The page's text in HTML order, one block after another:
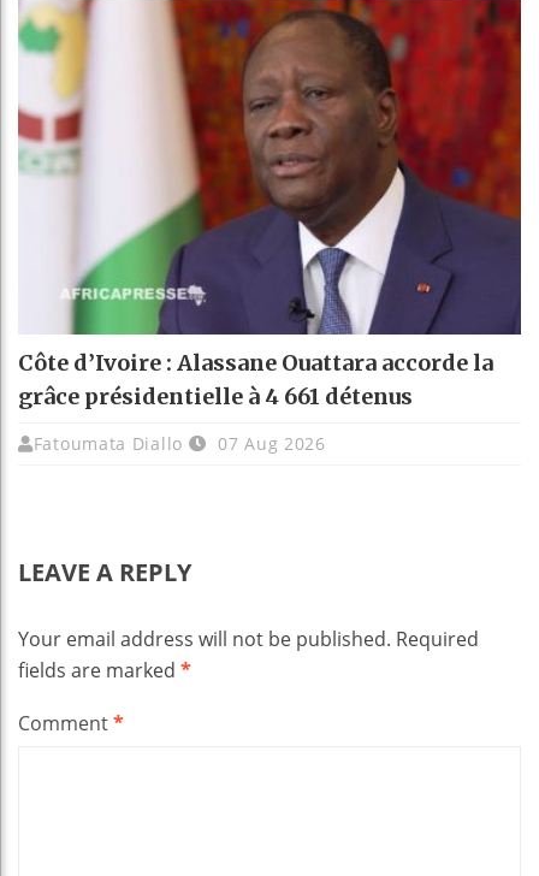
Côte d’Ivoire : Alassane Ouattara accorde la
grâce présidentielle à 4 661 détenus
Fatoumata Diallo 07 Aug 2026
LEAVE A REPLY
Your email address will not be published. Required
fields are marked *
Comment*